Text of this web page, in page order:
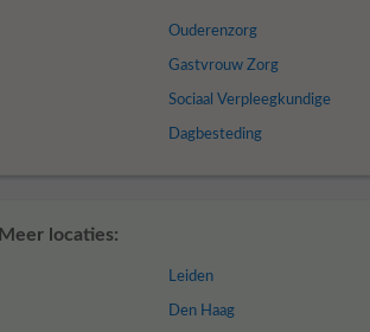
Ouderenzorg
Gastvrouw Zorg
Sociaal Verpleegkundige
Dagbesteding
locaties:
Leiden
Den Haag